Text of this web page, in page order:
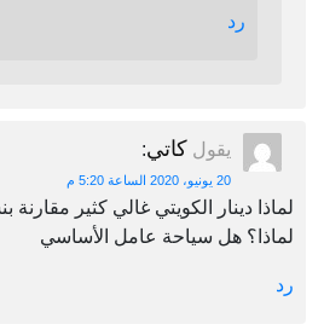
رد
يقول كاتي:
20 يونيو، 2020 الساعة 5:20 م
لماذا دينار الكويتي غالي كثير مقارنة
لماذا؟ هل سياحة عامل الأساسي
رد